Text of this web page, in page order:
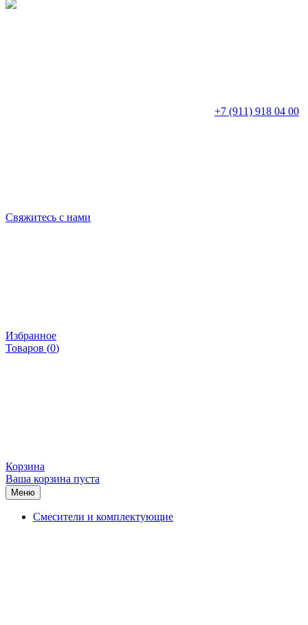
+7 (911) 918 04 00
Свяжитесь с нами
Избранное
Товаров (0)
Корзина
Ваша корзина пуста
Меню
Смесители и комплектующие